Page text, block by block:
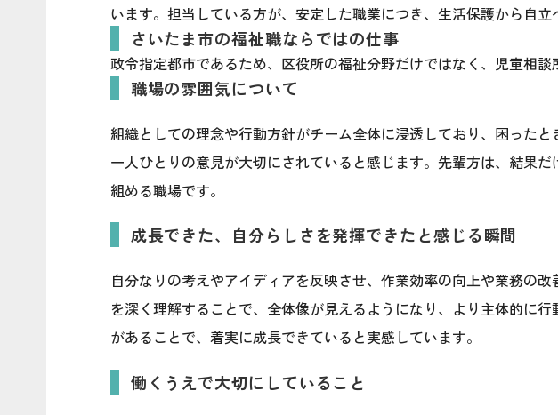
います。担当している方が、安定した職業につき、生活保護から自
さいたま市の福祉職ならではの仕事
政令指定都市であるため、区役所の福祉分野だけではなく、児童相
職場の雰囲気について
組織としての理念や行動方針がチーム全体に浸透しており、困った
一人ひとりの意見が大切にされていると感じます。先輩方は、結果
組める職場です。
成長できた、自分らしさを発揮できたと感じる瞬間
自分なりの考えやアイディアを反映させ、作業効率の向上や業務の
を深く理解することで、全体像が見えるようになり、より主体的に
があることで、着実に成長できていると実感しています。
働くうえで大切にしていること